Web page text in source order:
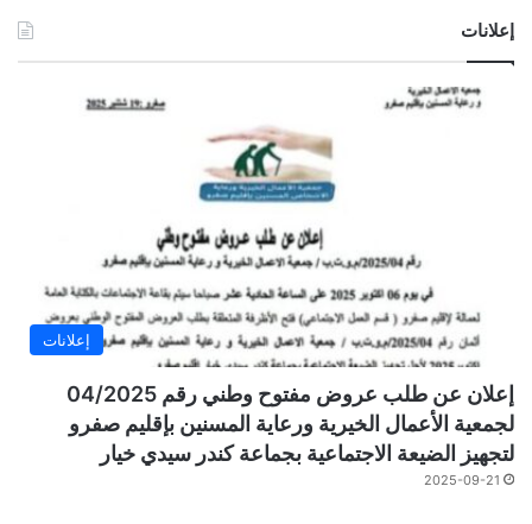
إعلانات
إعلانات
إعلان عن طلب عروض مفتوح وطني رقم 04/2025
لجمعية الأعمال الخيرية ورعاية المسنين بإقليم صفرو
لتجهيز الضيعة الاجتماعية بجماعة كندر سيدي خيار
2025-09-21